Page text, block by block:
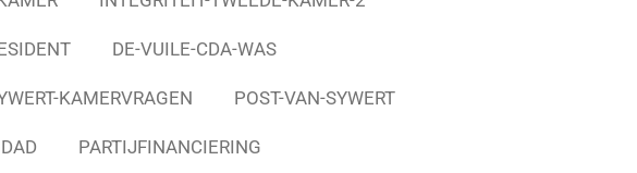
DE-VUILE-CDA-WAS
KAMERVRAGEN POST-VAN-SYWERT
PARTIJFINANCIERING